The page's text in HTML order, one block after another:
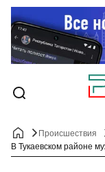
Происшествия